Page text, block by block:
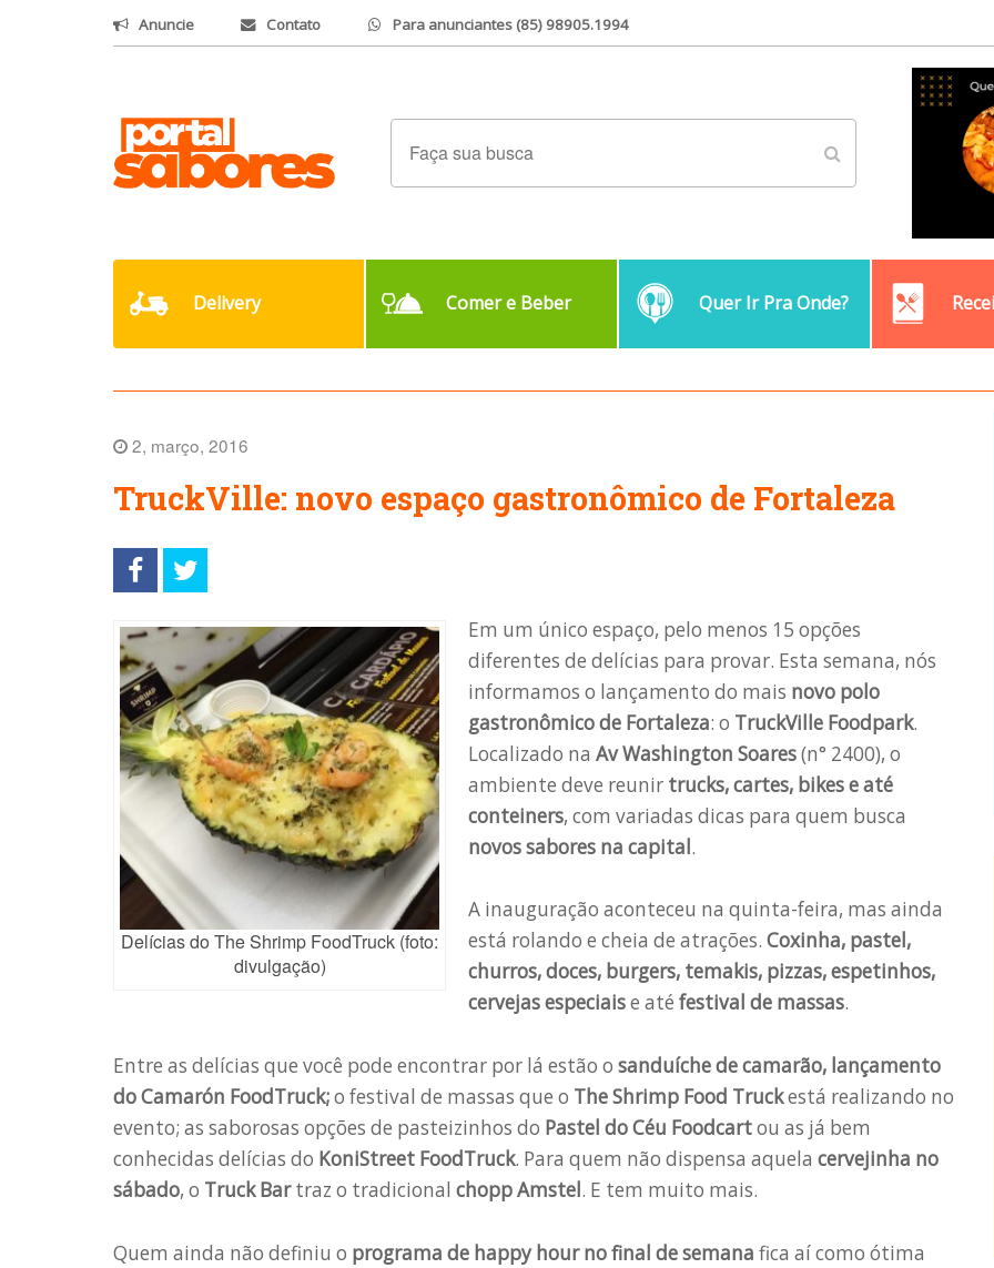
Anuncie Contato Para anunciantes (85) 98905.1994
Delivery Comer e Beber Quer Ir Pra Onde?
2, março, 2016
TruckVille: novo espaço gastronômico de Fortaleza
Delícias do The Shrimp FoodTruck (foto:
divulgação)
Em um único espaço, pelo menos 15 opções
diferentes de delícias para provar. Esta semana, nós
informamos o lançamento do mais novo polo
gastronômico de Fortaleza: o TruckVille Foodpark.
Localizado na Av Washington Soares(n° 2400), o
ambiente deve reunir trucks, cartes, bikes e até
conteiners, com variadas dicas para quem busca
novos sabores na capital.
A inauguração aconteceu na quinta-feira, mas ainda
está rolando e cheia de atrações. Coxinha, pastel,
churros, doces, burgers, temakis, pizzas, espetinhos,
cervejas especiaise até festival de massas.
Entre as delícias que você pode encontrar por lá estão o sanduíche de camarão, lançamento
do Camarón FoodTruck;o festival de massas que o The Shrimp Food Truckestá realizando no
evento; as saborosas opções de pasteizinhos do Pastel do Céu Foodcartou as já bem
conhecidas delícias do KoniStreet FoodTruck. Para quem não dispensa aquela cervejinha no
sábado, o Truck Bartraz o tradicional chopp Amstel. E tem muito mais.
Quem ainda não definiu o programa de happy hour no final de semana fica aí como ótima